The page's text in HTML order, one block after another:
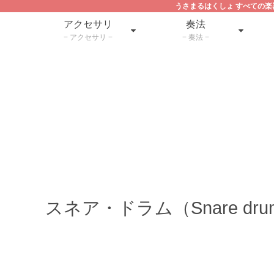
うさまるはくしょ すべての
アクセサリ
アクセサリ
奏法
奏法
スネア・ドラム（Snare